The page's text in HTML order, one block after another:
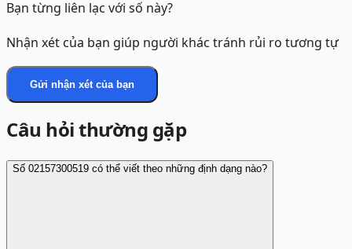
Bạn từng liên lạc với số này?
Nhận xét của bạn giúp người khác tránh rủi ro tương tự
Gửi nhận xét của bạn
Câu hỏi thường gặp
Số 02157300519 có thể viết theo những định dạng nào?